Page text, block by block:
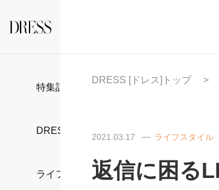
特集記事
DRESS部活
ライフスタイル
DRESS [ドレス]トップ
2021.03.17 ライフスタイル
返信に困る